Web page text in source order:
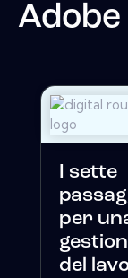
I sette
per
del